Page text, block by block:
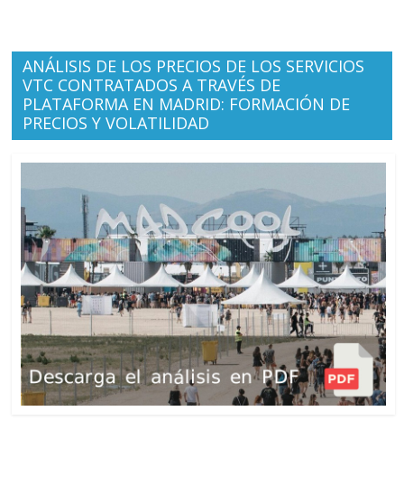
ANÁLISIS DE LOS PRECIOS DE LOS SERVICIOS
VTC CONTRATADOS A TRAVÉS DE
PLATAFORMA EN MADRID: FORMACIÓN DE
PRECIOS Y VOLATILIDAD